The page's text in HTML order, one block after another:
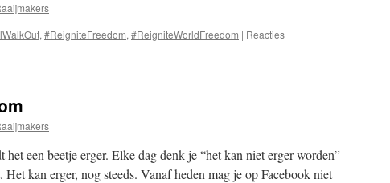
, #ReigniteFreedom, #ReigniteWorldFreedom | Reacties
een beetje erger. Elke dag denk je “het kan niet erger worden”
kan erger, nog steeds. Vanaf heden mag je op Facebook niet